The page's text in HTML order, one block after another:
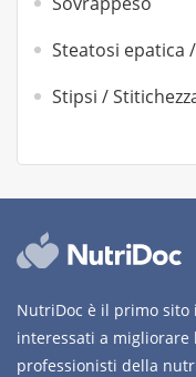
Steatosi epatica
Stipsi /
NutriDoc è il primo
interessati a
professionisti della